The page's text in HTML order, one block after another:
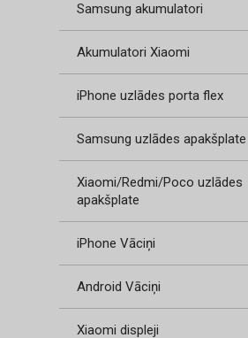
Samsung akumulatori
Akumulatori Xiaomi
iPhone uzlādes porta flex
Samsung uzlādes apakšplate
Xiaomi/Redmi/Poco uzlādes
apakšplate
iPhone Vāciņi
Android Vāciņi
Xiaomi displeji